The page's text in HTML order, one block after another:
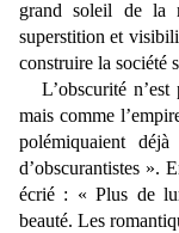
grand soleil de la
superstition et
construire la société
L’obscurité
mais comme
polémiquaient
d’obscurantistes ».
écrié : « Plus de
beauté. Les